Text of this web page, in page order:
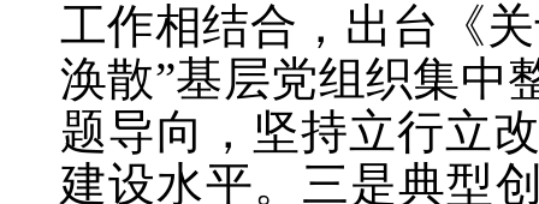
工作相结合，出台《
涣散”基层党组织集中
题导向，坚持立行立
建设水平。三是典型